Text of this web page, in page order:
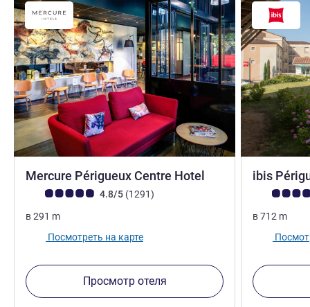
Mercure Périgueux Centre Hotel
Примечание: отзывы клиентов (Рейтинг ALL)
4.8/5 (1291Отзывов
)
в291 m
Посмотреть на карте
Просмотр отеля
ibis
в712 m